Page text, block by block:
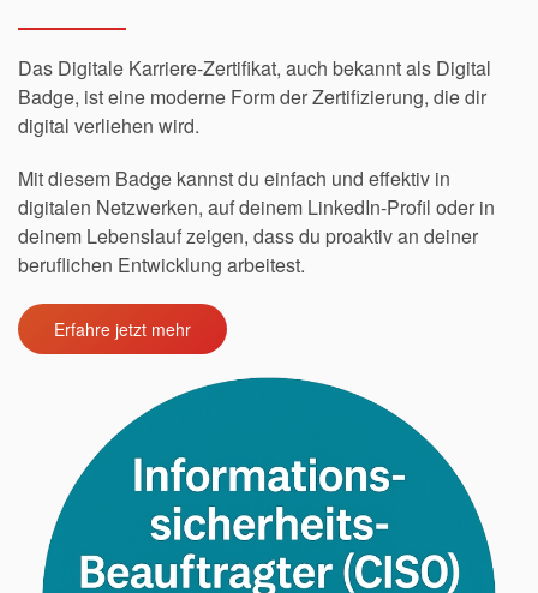
Das Digitale Karriere-Zertifikat, auch bekannt als Digital
Badge, ist eine moderne Form der Zertifizierung, die dir
digital verliehen wird.
Mit diesem Badge kannst du einfach und effektiv in
digitalen Netzwerken, auf deinem LinkedIn-Profil oder in
deinem Lebenslauf zeigen, dass du proaktiv an deiner
beruflichen Entwicklung arbeitest.
Erfahre jetzt mehr